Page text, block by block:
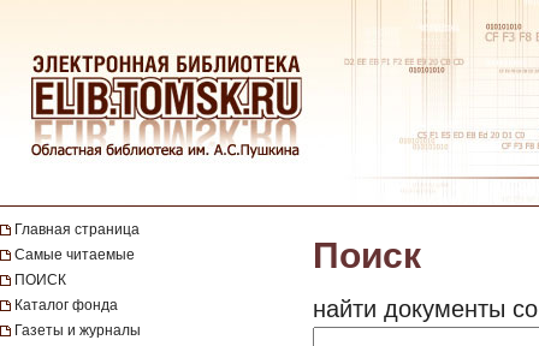
Главная страница
Самые читаемые
ПОИСК
Каталог фонда
Газеты и журналы
Поиск
найти документы